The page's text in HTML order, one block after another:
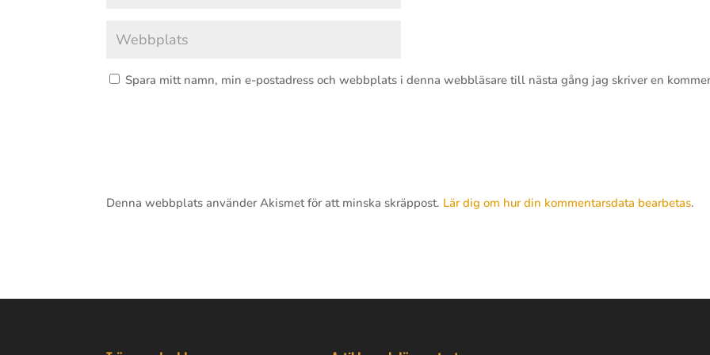
Spara mitt namn, min e-postadress och webbplats i denna webbläsare till nästa gång jag skriver en
Denna webbplats använder Akismet för att minska skräppost. Lär dig om hur din kommentarsdata bearbetas.